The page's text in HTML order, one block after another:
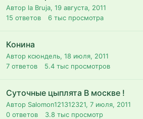
Автор la Bruja, 19 августа, 2011
15 ответов 6 тыс просмотра
Конина
Автор ксюндель, 18 июля, 2011
7 ответов 5.4 тыс просмотров
Суточные цыплята В москве !
Автор Salomon121312321, 7 июля, 2011
0 ответов 3.8 тыс просмотр